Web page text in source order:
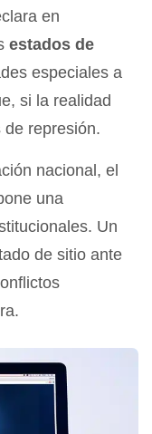
en
estados de
especiales a
si la realidad
de represión.
nacional, el
una
Un
de sitio ante